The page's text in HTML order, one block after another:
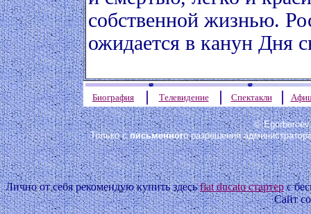
собственной жизнью.
ожидается в канун Дня
Биография Телевидение Спектакли
©
Только списьменного разрешения
Лично от себя рекомендую купить здесьfiat ducato стартерс
Сайт